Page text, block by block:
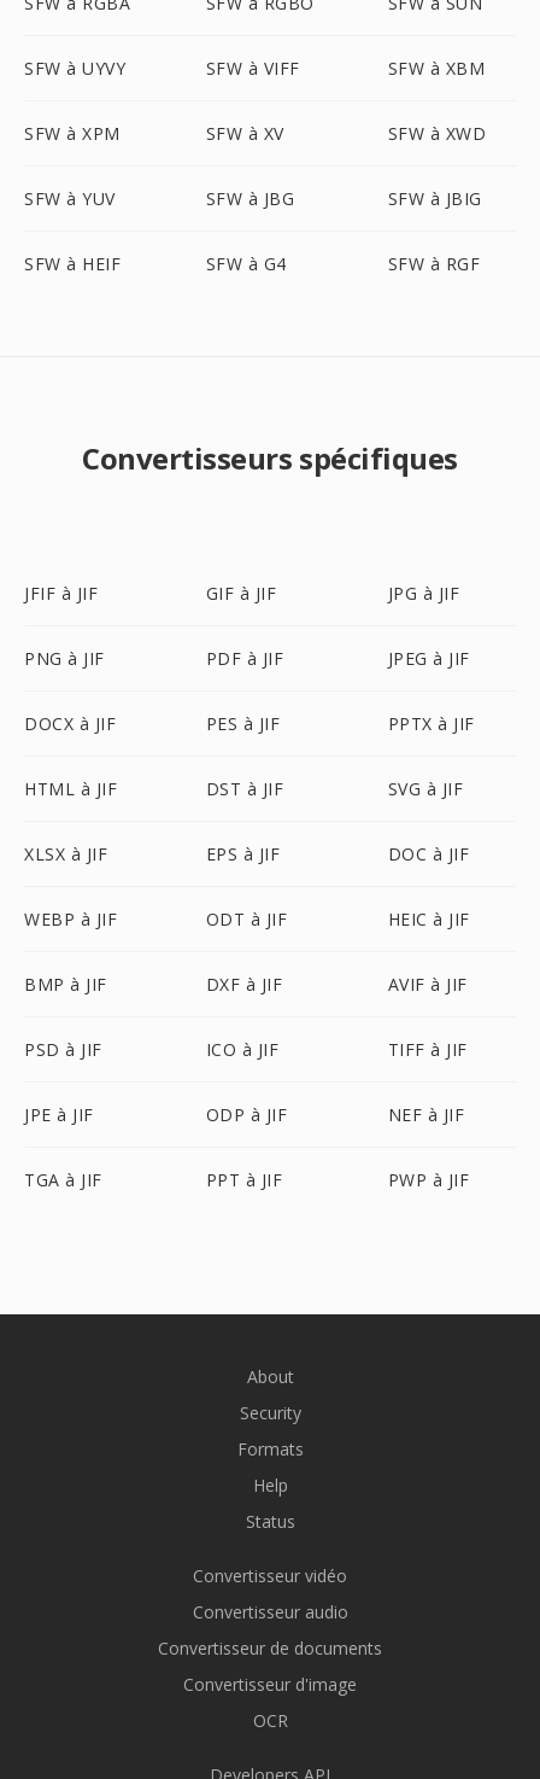
SFW à UYVY SFW à VIFF SFW à XBM
SFW à XPM SFW à XV SFW à XWD
SFW à YUV SFW à JBG SFW à JBIG
SFW à HEIF SFW à G4 SFW à RGF
Convertisseurs spécifiques
JFIF à JIF GIF à JIF JPG à JIF
PNG à JIF PDF à JIF JPEG à JIF
DOCX à JIF PES à JIF PPTX à JIF
HTML à JIF DST à JIF SVG à JIF
XLSX à JIF EPS à JIF DOC à JIF
WEBP à JIF ODT à JIF HEIC à JIF
BMP à JIF DXF à JIF AVIF à JIF
PSD à JIF ICO à JIF TIFF à JIF
JPE à JIF ODP à JIF NEF à JIF
TGA à JIF PPT à JIF PWP à JIF
About
Security
Formats
Help
Status
Convertisseur vidéo
Convertisseur audio
Convertisseur de documents
Convertisseur d'image
OCR